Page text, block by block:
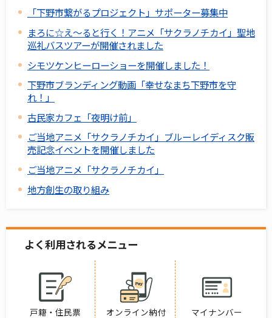
「下野市繋がるプロジェクト」サポーター募集中
まろに☆え～ると行く！アニメ「サクラノチカイ」聖地
巡礼バスツアーが開催されました
シモツケンヒーローショーを開催しました！
下野市ブランディング動画「幸せなまち下野市を守
れ！」
古民家カフェ「夜明け前」
ご当地アニメ「サクラノチカイ」ブルーレイディスク販
売記念イベントを開催しました
ご当地アニメ「サクラノチカイ」
地方創生の取り組み
よく利用されるメニュー
戸籍・住民票 オンライン納付 マイナンバー